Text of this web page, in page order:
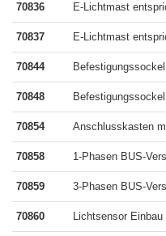
70836 E-Lichtmast
70837 E-Lichtmast
70844
70848
70854 Anschlusskasten
70858 1-Phasen BUS-
70859 3-Phasen BUS-
70860 Lichtsensor